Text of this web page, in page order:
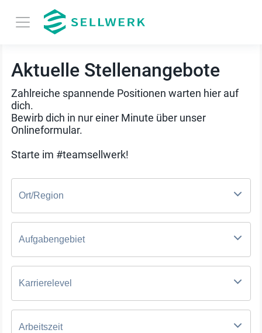
Aktuelle Stellenangebote
Zahlreiche spannende Positionen warten hier auf
dich.
Bewirb dich in nur einer Minute über unser
Onlineformular.
Starte im #teamsellwerk!
Ort/Region
Aufgabengebiet
Karrierelevel
Arbeitszeit